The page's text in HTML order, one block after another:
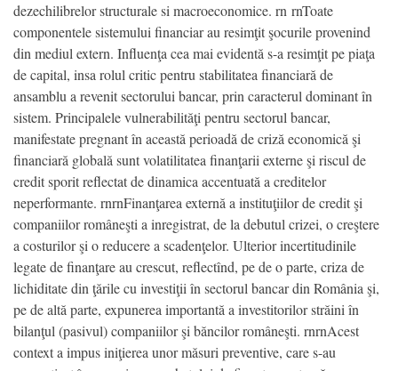
dezechilibrelor structurale si macroeconomice. rn rnToate
componentele sistemului financiar au resimţit şocurile provenind
din mediul extern. Influenţa cea mai evidentă s-a resimţit pe piaţa
de capital, insa rolul critic pentru stabilitatea financiară de
ansamblu a revenit sectorului bancar, prin caracterul dominant în
sistem. Principalele vulnerabilităţi pentru sectorul bancar,
manifestate pregnant în această perioadă de criză economică şi
financiară globală sunt volatilitatea finanţarii externe şi riscul de
credit sporit reflectat de dinamica accentuată a creditelor
neperformante. rnrnFinanţarea externă a instituţiilor de credit şi
companiilor româneşti a inregistrat, de la debutul crizei, o creştere
a costurilor şi o reducere a scadenţelor. Ulterior incertitudinile
legate de finanţare au crescut, reflectînd, pe de o parte, criza de
lichiditate din ţările cu investiţii în sectorul bancar din România şi,
pe de altă parte, expunerea importantă a investitorilor străini în
bilanţul (pasivul) companiilor şi băncilor româneşti. rnrnAcest
context a impus iniţierea unor măsuri preventive, care s-au